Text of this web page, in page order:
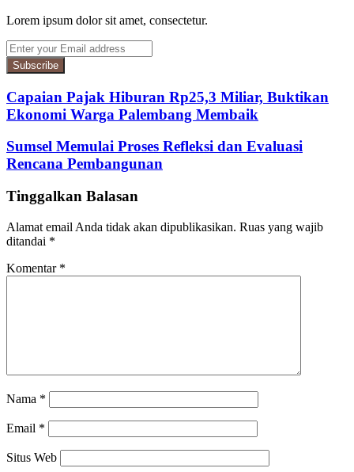
Lorem ipsum dolor sit amet, consectetur.
Enter
your
Email
address
Capaian Pajak Hiburan Rp25,3 Miliar, Buktikan
Ekonomi Warga Palembang Membaik
Sumsel Memulai Proses Refleksi dan Evaluasi
Rencana Pembangunan
Tinggalkan Balasan
Alamat email Anda tidak akan dipublikasikan. Ruas yang wajib
ditandai *
Komentar *
Nama *
Email *
Situs Web